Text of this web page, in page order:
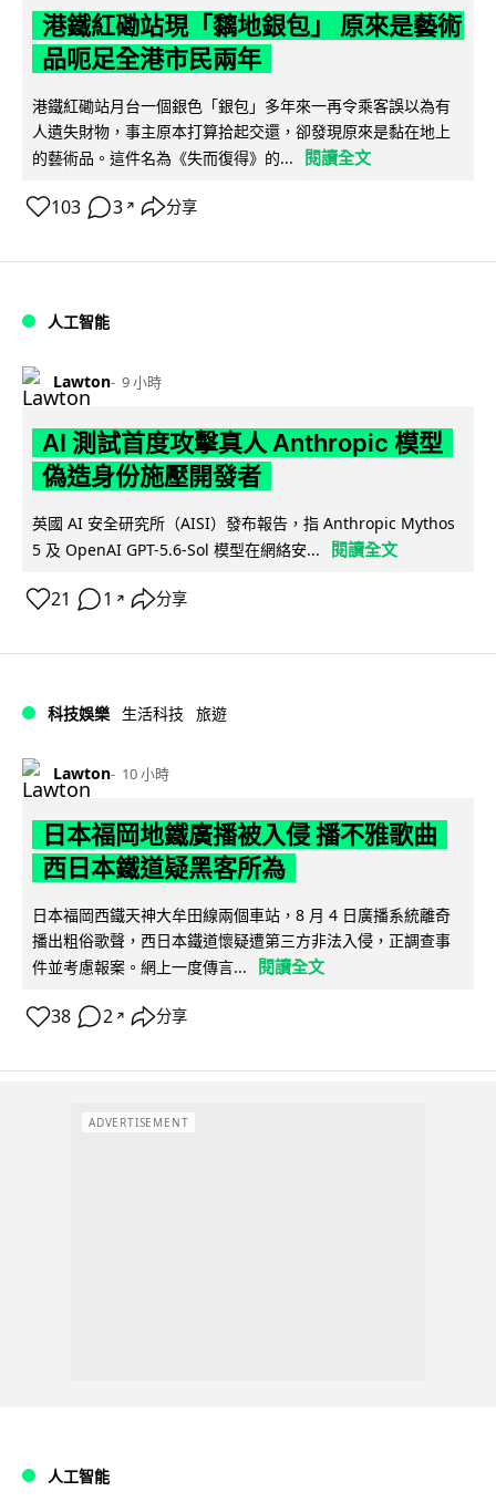
港鐵紅磡站現「黐地銀包」 原來是藝術
品呃足全港市民兩年
港鐵紅磡站月台一個銀色「銀包」多年來一再令乘客誤以為有
人遺失財物，事主原本打算拾起交還，卻發現原來是黏在地上
的藝術品。這件名為《失而復得》的...
閱讀全文
103 3 ↗ 分享
人工智能
Lawton 9 小時
AI 測試首度攻擊真人 Anthropic 模型
偽造身份施壓開發者
英國 AI 安全研究所（AISI）發布報告，指 Anthropic Mythos
5 及 OpenAI GPT-5.6-Sol 模型在網絡安...
閱讀全文
21 1 ↗ 分享
科技娛樂 生活科技 旅遊
Lawton 10 小時
日本福岡地鐵廣播被入侵 播不雅歌曲
西日本鐵道疑黑客所為
日本福岡西鐵天神大牟田線兩個車站，8 月 4 日廣播系統離奇
播出粗俗歌聲，西日本鐵道懷疑遭第三方非法入侵，正調查事
件並考慮報案。網上一度傳言...
閱讀全文
38 2 ↗ 分享
ADVERTISEMENT
人工智能